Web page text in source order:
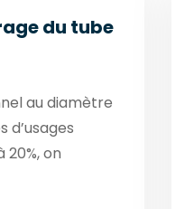
du tube
au diamètre
d’usages
20%, on